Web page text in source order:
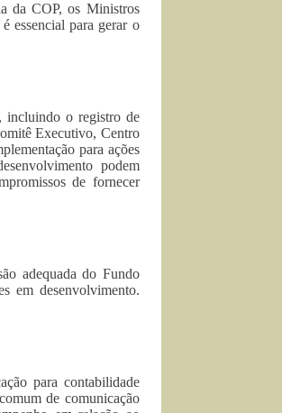
da COP, os Ministros
essencial para gerar o
incluindo o registro de
Executivo, Centro
para ações
podem
de fornecer
adequada do Fundo
em desenvolvimento.
para contabilidade
de comunicação